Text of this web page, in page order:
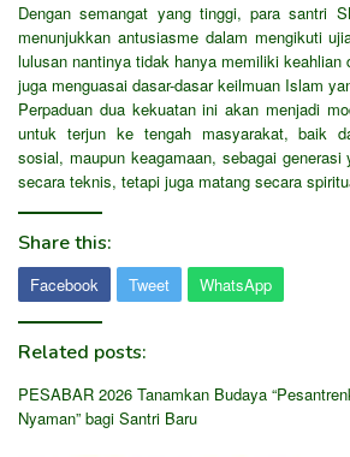
Dengan semangat yang tinggi, para santri
menunjukkan antusiasme dalam mengikuti
lulusan nantinya tidak hanya memiliki keahlian
juga menguasai dasar-dasar keilmuan Islam
Perpaduan dua kekuatan ini akan menjadi
untuk terjun ke tengah masyarakat, baik
sosial, maupun keagamaan, sebagai
secara teknis, tetapi juga matang secara
Share this:
Facebook Tweet WhatsApp
Related posts:
PESABAR 2026 Tanamkan Budaya
Nyaman” bagi Santri Baru